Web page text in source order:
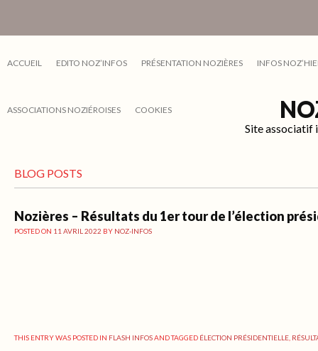
ACCUEIL EDITO NOZ’INFOS PRÉSENTATION NOZIÈRES INFOS
ASSOCIATIONS NOZIÉROISES COOKIES
Site associatif
BLOG POSTS
Nozières – Résultats du 1er tour de l’élection
POSTED ON 11 AVRIL 2022 BY NOZ-INFOS
THIS ENTRY WAS POSTED IN FLASH INFOSAND TAGGED ÉLECTION PRÉSIDENTIELLE